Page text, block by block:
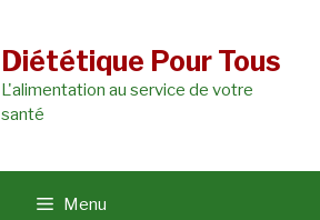
Diététique Pour Tous
L'alimentation au service de votre
santé
Menu